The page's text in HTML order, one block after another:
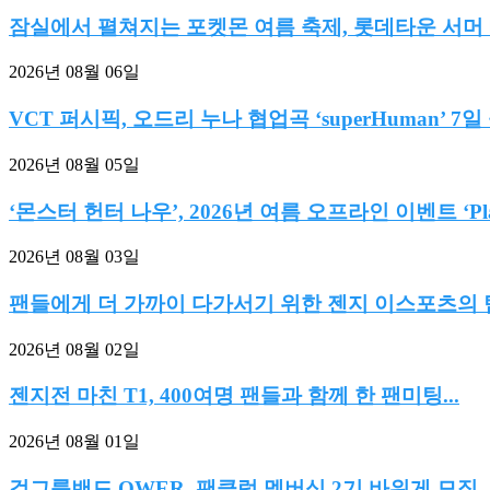
잠실에서 펼쳐지는 포켓몬 여름 축제, 롯데타운 서머
2026년 08월 06일
VCT 퍼시픽, 오드리 누나 협업곡 ‘superHuman’ 7일
2026년 08월 05일
‘몬스터 헌터 나우’, 2026년 여름 오프라인 이벤트
2026년 08월 03일
팬들에게 더 가까이 다가서기 위한 젠지 이스포츠의
2026년 08월 02일
젠지전 마친 T1, 400여명 팬들과 함께 한 팬미팅...
2026년 08월 01일